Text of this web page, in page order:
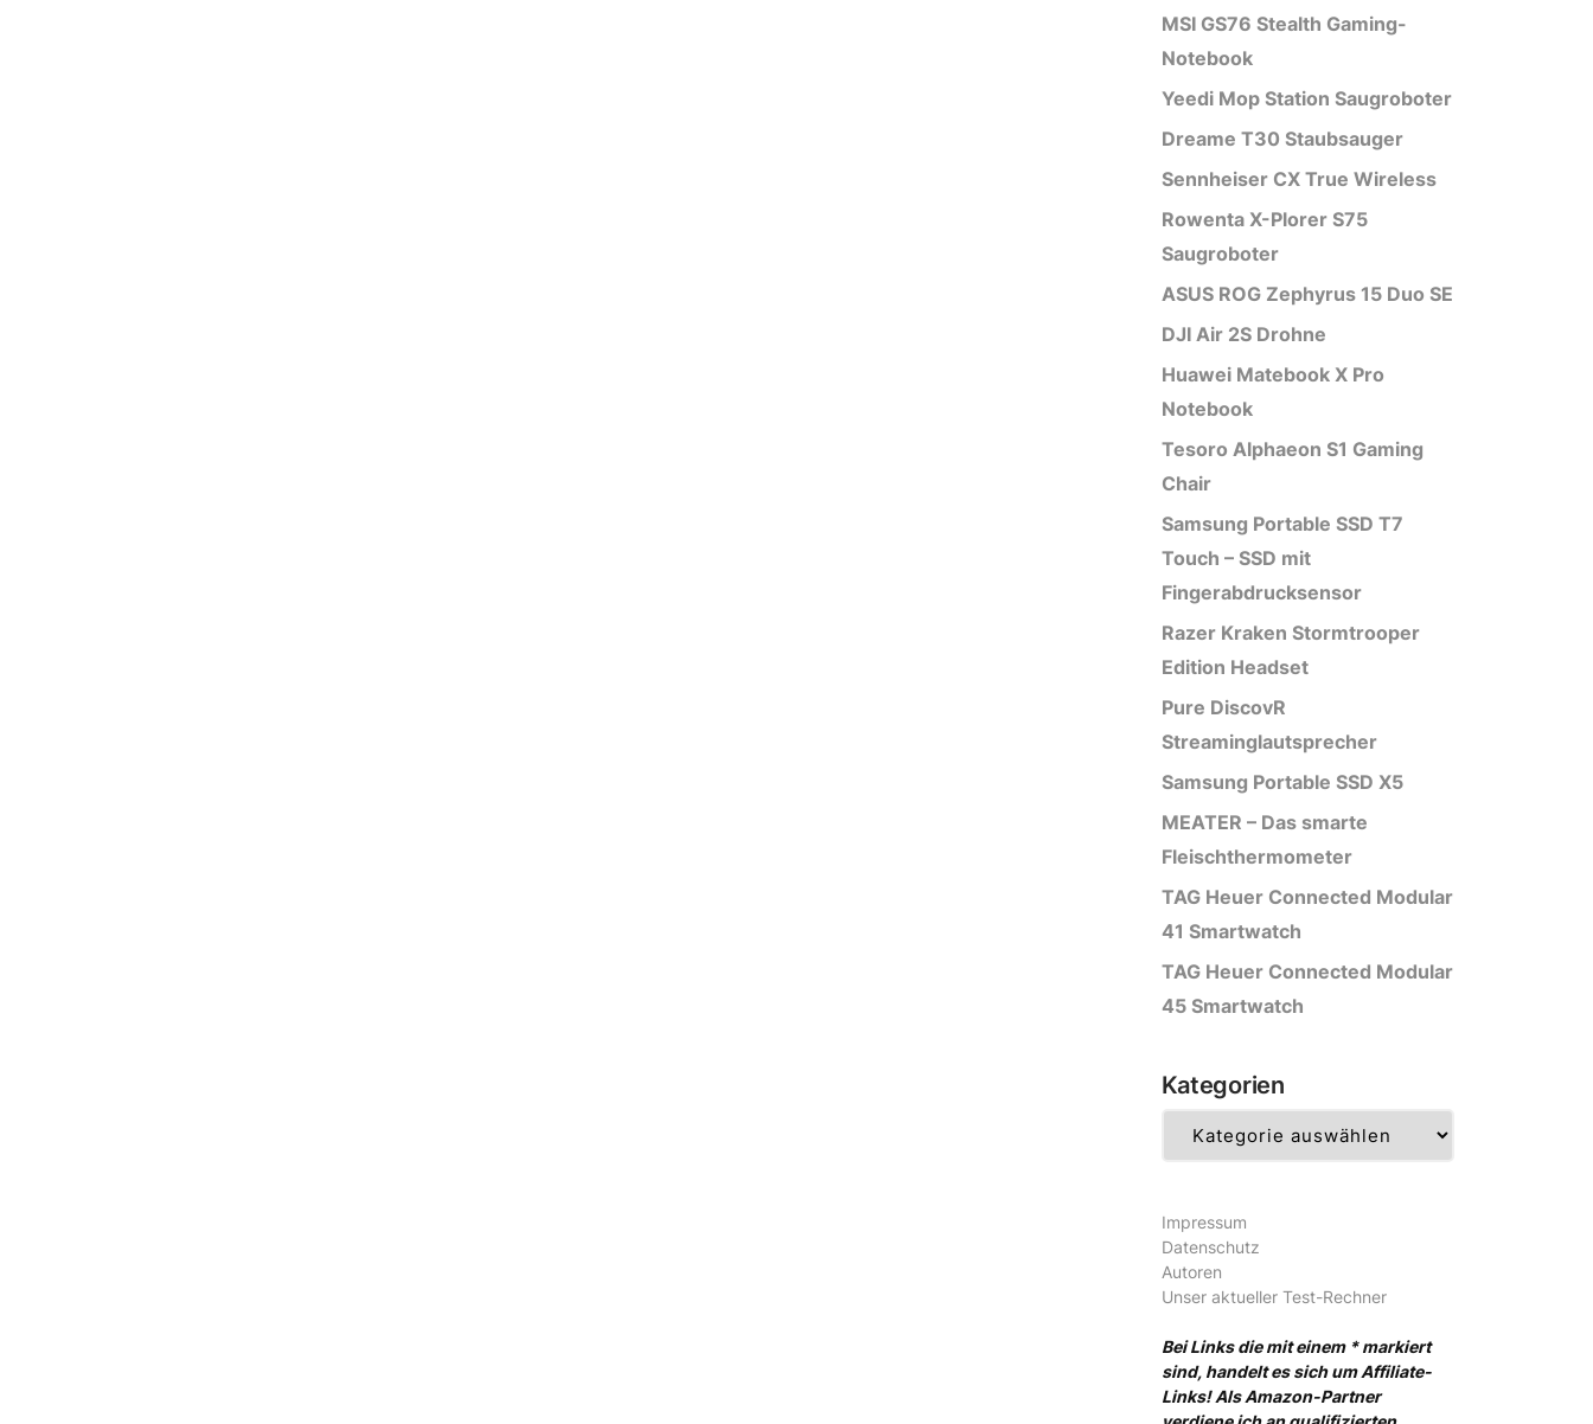
MSI GS76 Stealth Gaming-
Notebook
Yeedi Mop Station Saugroboter
Dreame T30 Staubsauger
Sennheiser CX True Wireless
Rowenta X-Plorer S75
Saugroboter
ASUS ROG Zephyrus 15 Duo SE
DJI Air 2S Drohne
Huawei Matebook X Pro
Notebook
Tesoro Alphaeon S1 Gaming
Chair
Samsung Portable SSD T7
Touch – SSD mit
Fingerabdrucksensor
Razer Kraken Stormtrooper
Edition Headset
Pure DiscovR
Streaminglautsprecher
Samsung Portable SSD X5
MEATER – Das smarte
Fleischthermometer
TAG Heuer Connected Modular
41 Smartwatch
TAG Heuer Connected Modular
45 Smartwatch
Kategorien
Impressum
Datenschutz
Autoren
Unser aktueller Test-Rechner
Bei Links die mit einem * markiert
sind, handelt es sich um Affiliate-
Links! Als Amazon-Partner